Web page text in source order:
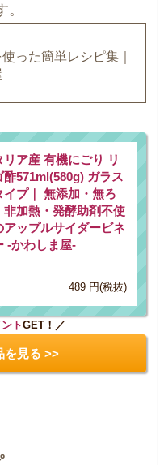
った簡単レシピ集｜
リア産 有機にごり リ
酢571ml(580g) ガラス
イプ｜ 無添加・無ろ
非加熱・発酵助剤不使
アップルサイダービネ
-かわしま屋-
489 円(税抜)
トGET！／
を見る >>